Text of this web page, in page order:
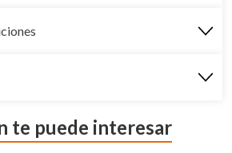
te puede interesar